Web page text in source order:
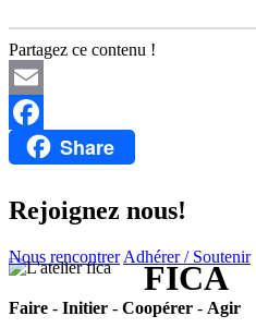
Partagez ce contenu !
Email
FacebookShare
Rejoignez nous!
Nous rencontrer Adhérer / Soutenir
FICA
Faire - Initier - Coopérer - Agir